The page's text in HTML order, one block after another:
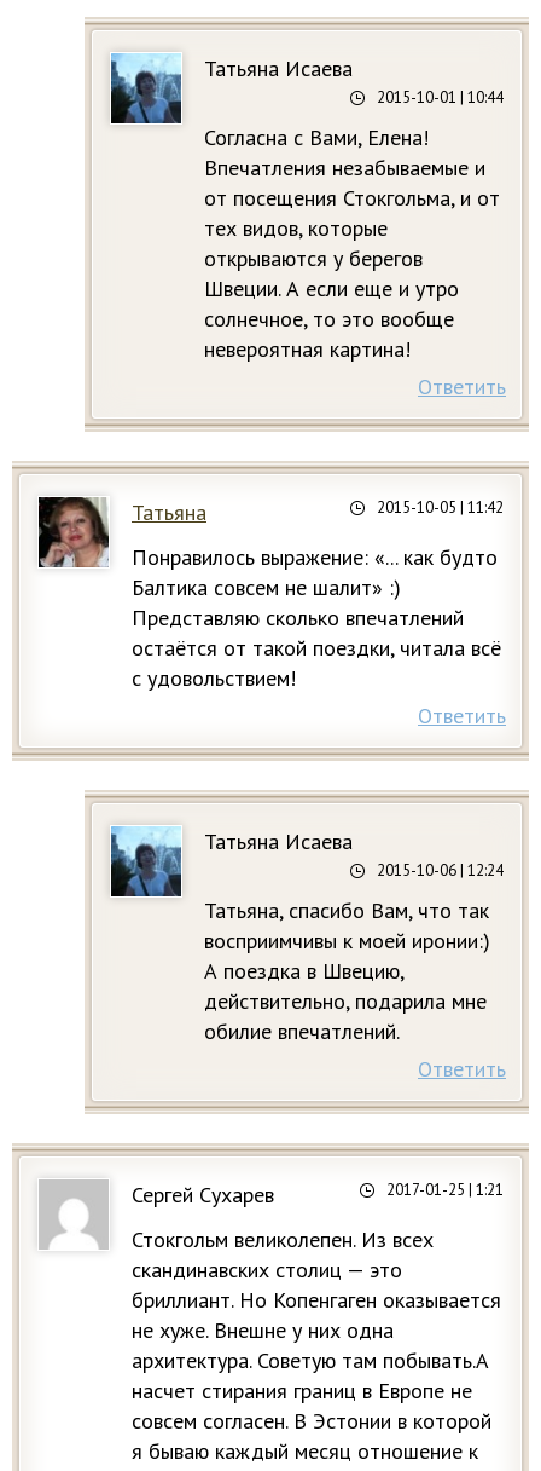
Татьяна Исаева
2015-10-01 | 10:44
Согласна с Вами, Елена!
Впечатления незабываемые и
от посещения Стокгольма, и от
тех видов, которые
открываются у берегов
Швеции. А если еще и утро
солнечное, то это вообще
невероятная картина!
Ответить
Татьяна 2015-10-05 | 11:42
Понравилось выражение: «... как будто
Балтика совсем не шалит» :)
Представляю сколько впечатлений
остаётся от такой поездки, читала всё
с удовольствием!
Ответить
Татьяна Исаева
2015-10-06 | 12:24
Татьяна, спасибо Вам, что так
восприимчивы к моей иронии:)
А поездка в Швецию,
действительно, подарила мне
обилие впечатлений.
Ответить
Сергей Сухарев 2017-01-25 | 1:21
Стокгольм великолепен. Из всех
скандинавских столиц — это
бриллиант. Но Копенгаген оказывается
не хуже. Внешне у них одна
архитектура. Советую там побывать.А
насчет стирания границ в Европе не
совсем согласен. В Эстонии в которой
я бываю каждый месяц отношение к